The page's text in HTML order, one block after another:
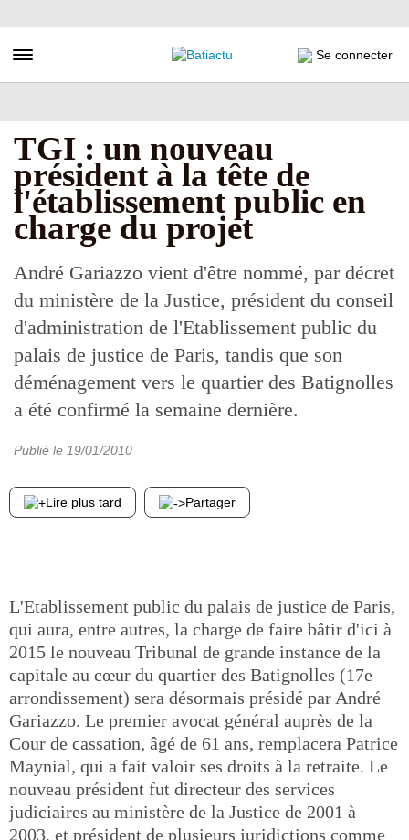
au
principal
Toggle navigation Se connecter
TGI : un nouveau
président à la tête de
l'établissement public en
charge du projet
André Gariazzo vient d'être nommé, par décret
du ministère de la Justice, président du conseil
d'administration de l'Etablissement public du
palais de justice de Paris, tandis que son
déménagement vers le quartier des Batignolles
a été confirmé la semaine dernière.
Publié le 19/01/2010
Lire plus tard Partager
L'Etablissement public du palais de justice de Paris,
qui aura, entre autres, la charge de faire bâtir d'ici à
2015 le nouveau Tribunal de grande instance de la
capitale au cœur du quartier des Batignolles (17e
arrondissement) sera désormais présidé par André
Gariazzo. Le premier avocat général auprès de la
Cour de cassation, âgé de 61 ans, remplacera Patrice
Maynial, qui a fait valoir ses droits à la retraite. Le
nouveau président fut directeur des services
judiciaires au ministère de la Justice de 2001 à
2003, et président de plusieurs juridictions comme